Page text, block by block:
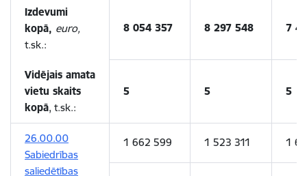
Izdevumi
kopā, euro,
t.sk.:
Vidējais amata
vietu skaits
kopā, t.sk.:
8 054 357 8 297 548 7
5 5 5
26.00.00
Sabiedrības
saliedētības
1 662 599 1 523 311 1